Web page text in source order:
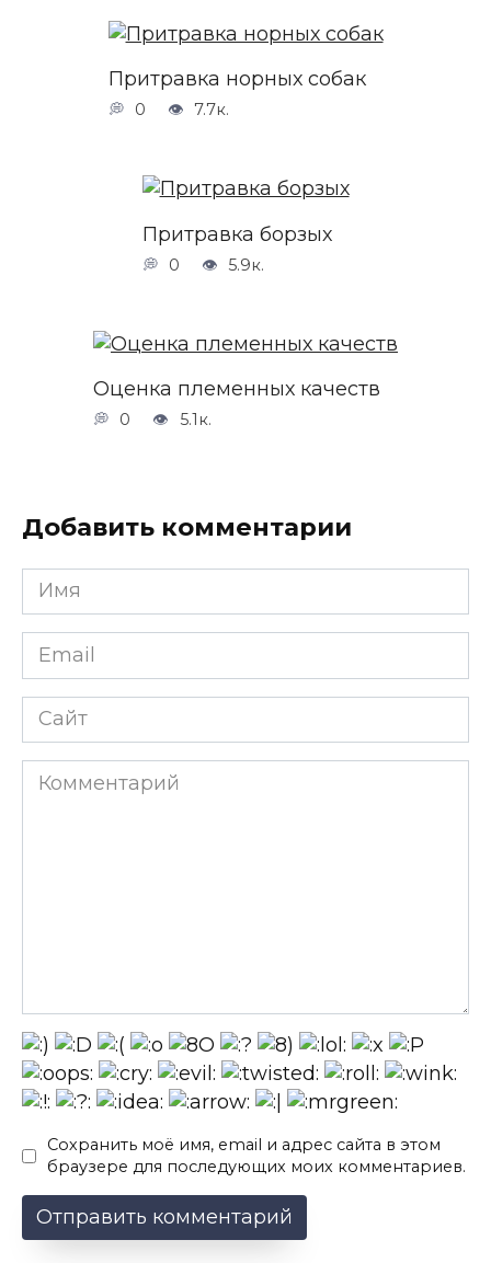
Притравка норных собак
0 7.7к.
Притравка борзых
0 5.9к.
Оценка племенных качеств
0 5.1к.
Добавить комментарии
Имя
*
Email
Сайт
Комментарий
Сохранить моё имя, email и адрес сайта в этом
браузере для последующих моих комментариев.